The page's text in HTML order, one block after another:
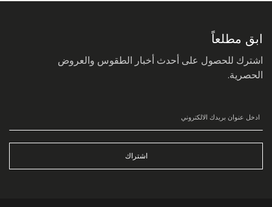
ابق مطلعاً
اشترك للحصول على أحدث أخبار الطقوس والعروض
الحصرية.
اشتراك